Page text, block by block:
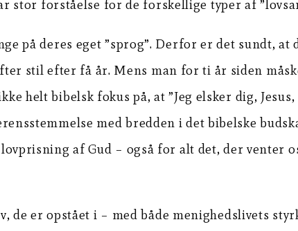
stor forståelse for de forskellige typer af
på deres eget ”sprog”. Derfor er det sundt, at
stil efter få år. Mens man for ti år siden
helt bibelsk fokus på, at ”Jeg elsker dig,
med bredden i det bibelske
af Gud – også for alt det, der venter
er opstået i – med både menighedslivets